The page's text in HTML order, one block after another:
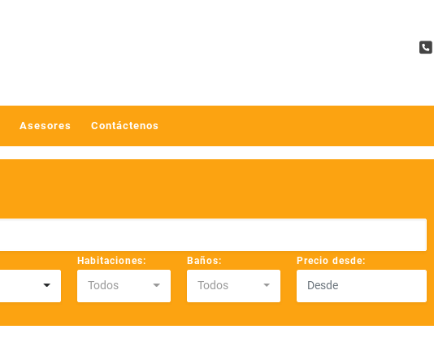
Asesores Contáctenos
Habitaciones:
Todos
Baños:
Todos
Precio desde: